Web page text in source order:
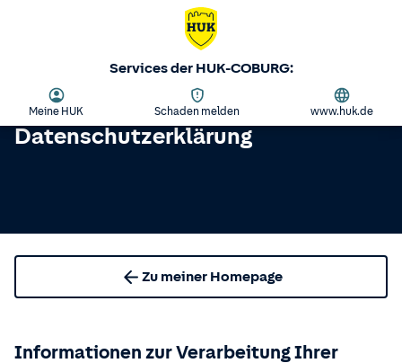
Services der HUK-COBURG:
Meine HUK Schaden melden www.huk.de
Datenschutzerklärung
Zu meiner Homepage
Informationen zur Verarbeitung Ihrer